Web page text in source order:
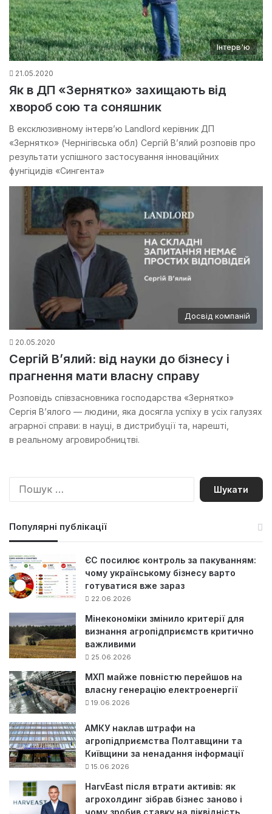
Інтерв'ю
21.05.2020
Як в ДП «Зернятко» захищають від
хвороб сою та соняшник
В ексклюзивному інтерв’ю Landlord керівник ДП
«Зернятко» (Чернігівська обл) Сергій В’ялий розповів про
результати успішного застосування інноваційних
фунгіцидів «Сингента»
Досвід компаній
20.05.2020
Сергій В’ялий: від науки до бізнесу і
прагнення мати власну справу
Розповідь співзасновника господарства «Зернятко»
Сергія В’ялого — людини, яка досягла успіху в усіх галузях
аграрної справи: в науці, в дистрибуції та, нарешті,
в реальному агровиробництві.
П
Популярні публікації
ЄС посилює контроль за пакуванням:
чому українському бізнесу варто
готуватися вже зараз
22.06.2026
Мінекономіки змінило критерії для
визнання агропідприємств критично
важливими
25.06.2026
МХП майже повністю перейшов на
власну генерацію електроенергії
19.06.2026
АМКУ наклав штрафи на
агропідприємства Полтавщини та
Київщини за ненадання інформації
15.06.2026
HarvEast після втрати активів: як
агрохолдинг зібрав бізнес заново і
чому зробив ставку на ліквідність,